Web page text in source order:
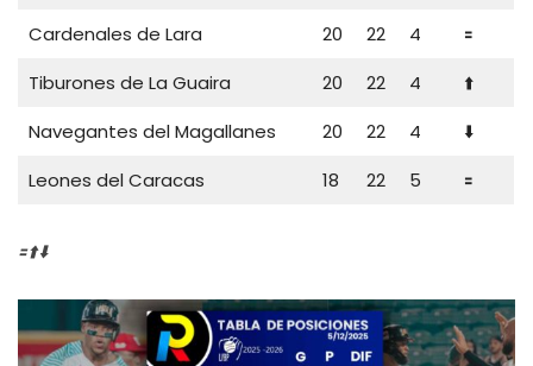
Cardenales de Lara
20 22 4
🟰
Tiburones de La Guaira
20 22 4
⬆️
Navegantes del Magallanes
20 22 4
⬇️
Leones del Caracas
18 22 5 🟰
🟰⬆️⬇️